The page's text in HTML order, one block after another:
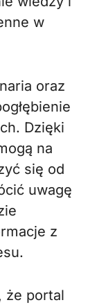
w
oraz
Dzięki
na
się od
uwagę
z
że portal